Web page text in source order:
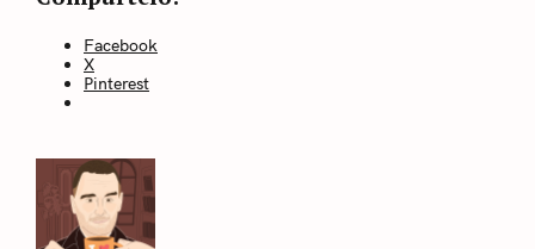
Facebook
X
Pinterest